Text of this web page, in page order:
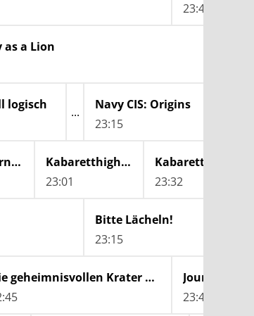
23:40
as a Lion
logisch
Navy CIS: Origins
23:15
Reschke Fernsehen
Kabaretthighlights vom Donauinselfest
23:01
23:32
Bitte Lächeln!
23:15
Die geheimnisvollen Krater der Arktis
Journal
23:40